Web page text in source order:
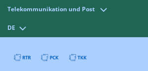
Telekommunikation und Post
DE